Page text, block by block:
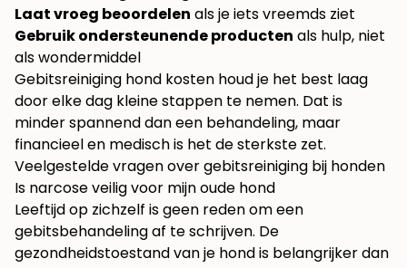
Laat vroeg beoordelen als je iets vreemds ziet
Gebruik ondersteunende producten als hulp, niet
als wondermiddel
Gebitsreiniging hond kosten houd je het best laag
door elke dag kleine stappen te nemen. Dat is
minder spannend dan een behandeling, maar
financieel en medisch is het de sterkste zet.
Veelgestelde vragen over gebitsreiniging bij honden
Is narcose veilig voor mijn oude hond
Leeftijd op zichzelf is geen reden om een
gebitsbehandeling af te schrijven. De
gezondheidstoestand van je hond is belangrijker dan